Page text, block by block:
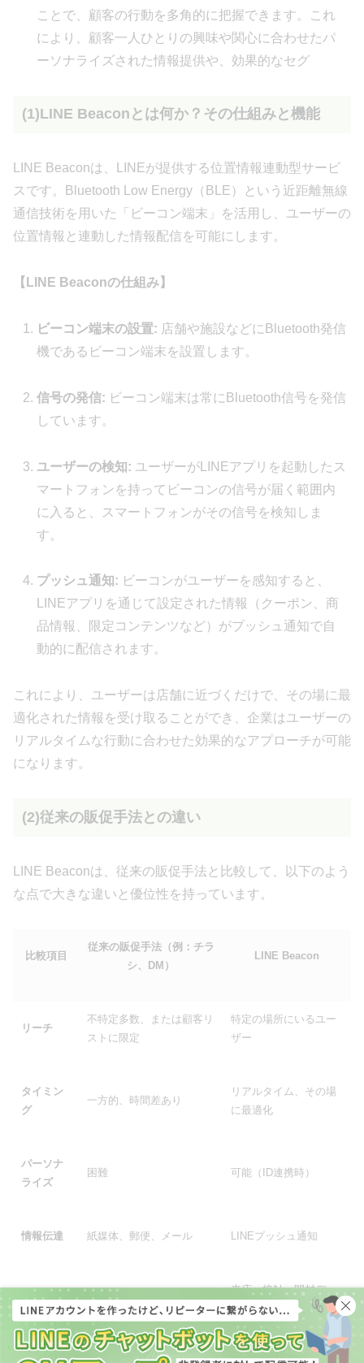
ことで、顧客の行動を多角的に把握できます。これ
により、顧客一人ひとりの興味や関心に合わせたパ
ーソナライズされた情報提供や、効果的なセグ
(1)LINE Beaconとは何か？その仕組みと機能
LINE Beaconは、LINEが提供する位置情報連動型サービ
スです。Bluetooth Low Energy（BLE）という近距離無線
通信技術を用いた「ビーコン端末」を活用し、ユーザーの
位置情報と連動した情報配信を可能にします。
【LINE Beaconの仕組み】
ビーコン端末の設置: 店舗や施設などにBluetooth発信
機であるビーコン端末を設置します。
信号の発信: ビーコン端末は常にBluetooth信号を発信
しています。
ユーザーの検知: ユーザーがLINEアプリを起動したス
マートフォンを持ってビーコンの信号が届く範囲内
に入ると、スマートフォンがその信号を検知しま
す。
プッシュ通知: ビーコンがユーザーを感知すると、
LINEアプリを通じて設定された情報（クーポン、商
品情報、限定コンテンツなど）がプッシュ通知で自
動的に配信されます。
これにより、ユーザーは店舗に近づくだけで、その場に最
適化された情報を受け取ることができ、企業はユーザーの
リアルタイムな行動に合わせた効果的なアプローチが可能
になります。
(2)従来の販促手法との違い
LINE Beaconは、従来の販促手法と比較して、以下のよう
な点で大きな違いと優位性を持っています。
比較項目
従来の販促手法（例：チラ
シ、DM）
LINE Beacon
リーチ
不特定多数、または顧客リ
ストに限定
特定の場所にいるユー
ザー
タイミン
グ
一方的、時間差あり
リアルタイム、その場
に最適化
パーソナ
ライズ
困難 可能（ID連携時）
情報伝達 紙媒体、郵便、メール LINEプッシュ通知
効果測定 困難（来店計測など）
来店、接触、開封デー
タ取得可能